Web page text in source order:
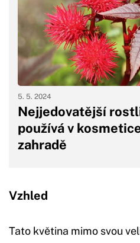
Nejjedovatější
používá v
zahradě
5. 5. 2024
Vzhled
Tato květina mimo svou